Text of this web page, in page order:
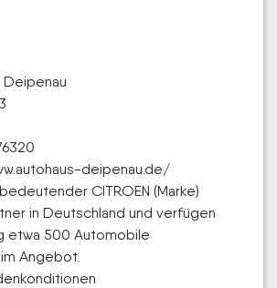
Deipenau
deipenau.de/
CITROEN (Marke)
in Deutschland und verfügen
etwa 500 Automobile
Angebot.